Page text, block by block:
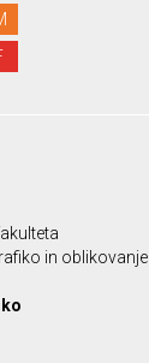
in oblikovanje